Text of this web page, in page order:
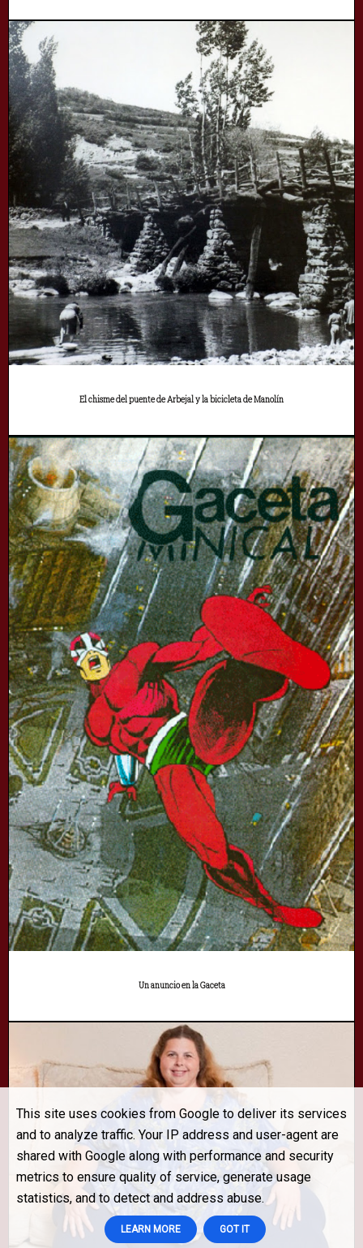
El chisme del puente de Arbejal y la bicicleta de Manolín
Un anuncio en la Gaceta
This site uses cookies from Google to deliver its services
and to analyze traffic. Your IP address and user-agent are
shared with Google along with performance and security
metrics to ensure quality of service, generate usage
statistics, and to detect and address abuse.
LEARN MORE GOT IT